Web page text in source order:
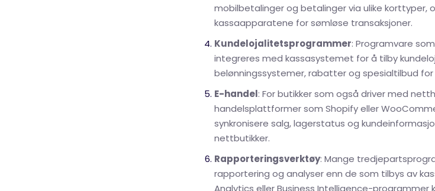
mobilbetalinger og betalinger via ulike korttyper,
kassaapparatene for sømløse transaksjoner.
Kundelojalitetsprogrammer: Programvare
integreres med kassasystemet for å tilby
belønningssystemer, rabatter og spesialtilbud
E-handel: For butikker som også driver med
handelsplattformer som Shopify eller
synkronisere salg, lagerstatus og
nettbutikker.
Rapporteringsverktøy: Mange
rapportering og analyser enn de som tilbys av
Analytics eller Business Intelligence-